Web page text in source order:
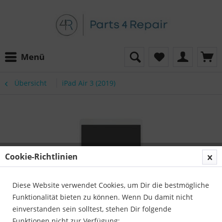
Menü
Übersicht iPad Air 3 (2019)
Cookie-Richtlinien
Diese Website verwendet Cookies, um Dir die bestmögliche
Funktionalität bieten zu können. Wenn Du damit nicht
einverstanden sein solltest, stehen Dir folgende